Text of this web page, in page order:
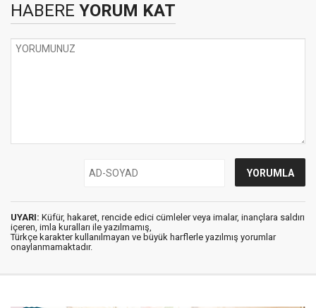
HABERE YORUM KAT
UYARI: Küfür, hakaret, rencide edici cümleler veya imalar, inançlara saldırı
içeren, imla kuralları ile yazılmamış,
Türkçe karakter kullanılmayan ve büyük harflerle yazılmış yorumlar
onaylanmamaktadır.